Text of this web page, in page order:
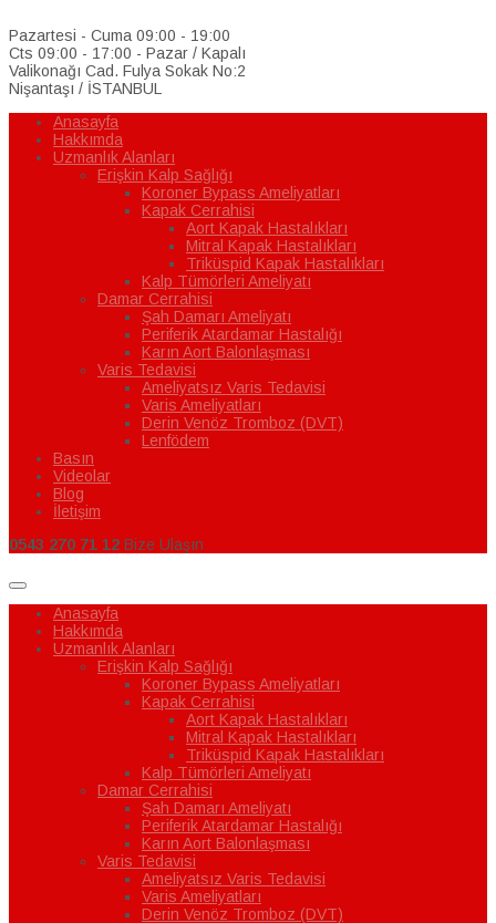
Pazartesi - Cuma 09:00 - 19:00
Cts 09:00 - 17:00 - Pazar / Kapalı
Valikonağı Cad. Fulya Sokak No:2
Nişantaşı / İSTANBUL
Anasayfa
Hakkımda
Uzmanlık Alanları
Erişkin Kalp Sağlığı
Koroner Bypass Ameliyatları
Kapak Cerrahisi
Aort Kapak Hastalıkları
Mitral Kapak Hastalıkları
Triküspid Kapak Hastalıkları
Kalp Tümörleri Ameliyatı
Damar Cerrahisi
Şah Damarı Ameliyatı
Periferik Atardamar Hastalığı
Karın Aort Balonlaşması
Varis Tedavisi
Ameliyatsız Varis Tedavisi
Varis Ameliyatları
Derin Venöz Tromboz (DVT)
Lenfödem
Basın
Videolar
Blog
İletişim
0543 270 71 12 Bize Ulaşın
Anasayfa
Hakkımda
Uzmanlık Alanları
Erişkin Kalp Sağlığı
Koroner Bypass Ameliyatları
Kapak Cerrahisi
Aort Kapak Hastalıkları
Mitral Kapak Hastalıkları
Triküspid Kapak Hastalıkları
Kalp Tümörleri Ameliyatı
Damar Cerrahisi
Şah Damarı Ameliyatı
Periferik Atardamar Hastalığı
Karın Aort Balonlaşması
Varis Tedavisi
Ameliyatsız Varis Tedavisi
Varis Ameliyatları
Derin Venöz Tromboz (DVT)